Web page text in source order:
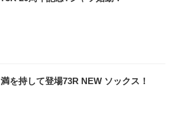
満を持して登場73R NEW ソックス！